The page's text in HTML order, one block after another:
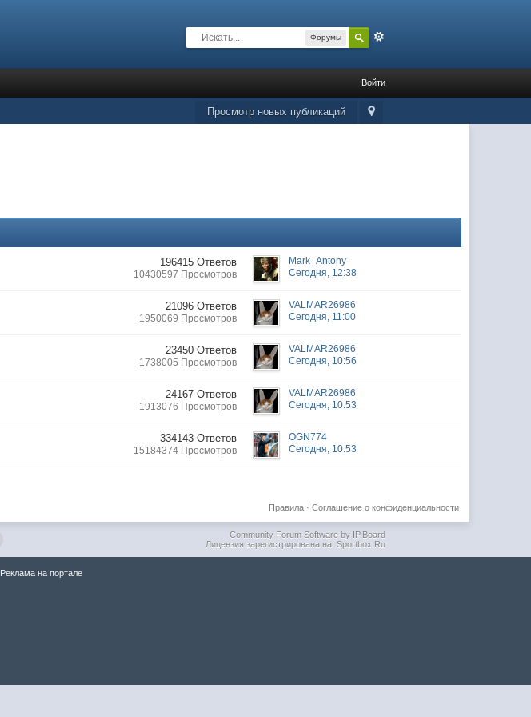
Форумы
Войти
Просмотр новых публикаций
196415 Ответов
10430597 Просмотров
Mark_Antony
Сегодня, 12:38
21096 Ответов
1950069 Просмотров
VALMAR26986
Сегодня, 11:00
23450 Ответов
1738005 Просмотров
VALMAR26986
Сегодня, 10:56
24167 Ответов
1913076 Просмотров
VALMAR26986
Сегодня, 10:53
334143 Ответов
15184374 Просмотров
OGN774
Сегодня, 10:53
Соглашение о конфиденциальности
Правила·
Community Forum Software by IP.Board
Лицензия зарегистрирована на: Sportbox.Ru
Реклама на портале